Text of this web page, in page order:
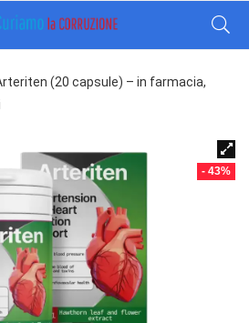
(20 capsule) – in farmacia,
- 43%